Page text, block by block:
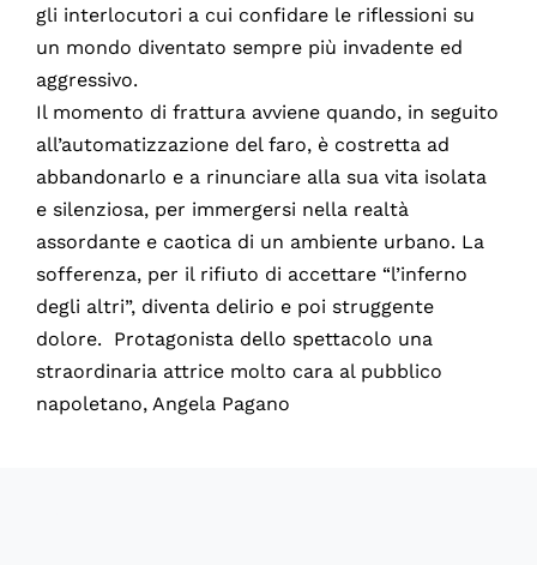
gli interlocutori a cui confidare le riflessioni su
un mondo diventato sempre più invadente ed
aggressivo.
Il momento di frattura avviene quando, in seguito
all’automatizzazione del faro, è costretta ad
abbandonarlo e a rinunciare alla sua vita isolata
e silenziosa, per immergersi nella realtà
assordante e caotica di un ambiente urbano. La
sofferenza, per il rifiuto di accettare “l’inferno
degli altri”, diventa delirio e poi struggente
dolore. Protagonista dello spettacolo una
straordinaria attrice molto cara al pubblico
napoletano, Angela Pagano